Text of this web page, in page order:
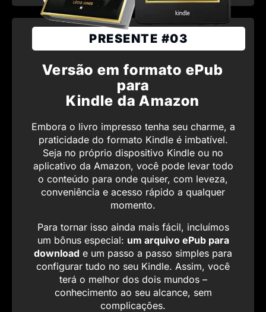
PRESENTE #03
Versão em formato ePub
para
Kindle da Amazon
Embora o livro impresso tenha seu charme, a
praticidade do formato Kindle é imbatível.
Seja no próprio dispositivo Kindle ou no
aplicativo da Amazon, você pode levar todo
o conteúdo para onde quiser, com leveza,
conveniência e acesso rápido a qualquer
momento.
Para tornar isso ainda mais fácil, incluímos
um bônus especial: um arquivo ePub para
download e um passo a passo simples para
configurar tudo no seu Kindle. Assim, você
terá o melhor dos dois mundos –
conhecimento ao seu alcance, sem
complicações.